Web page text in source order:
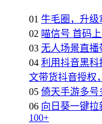
01 牛毛圈，升级
02 喵信号 首码
03 无人场景直播
04 利用抖音黑科
文带货抖音授权
05 倚天手游多号
06 向日葵一键
100+